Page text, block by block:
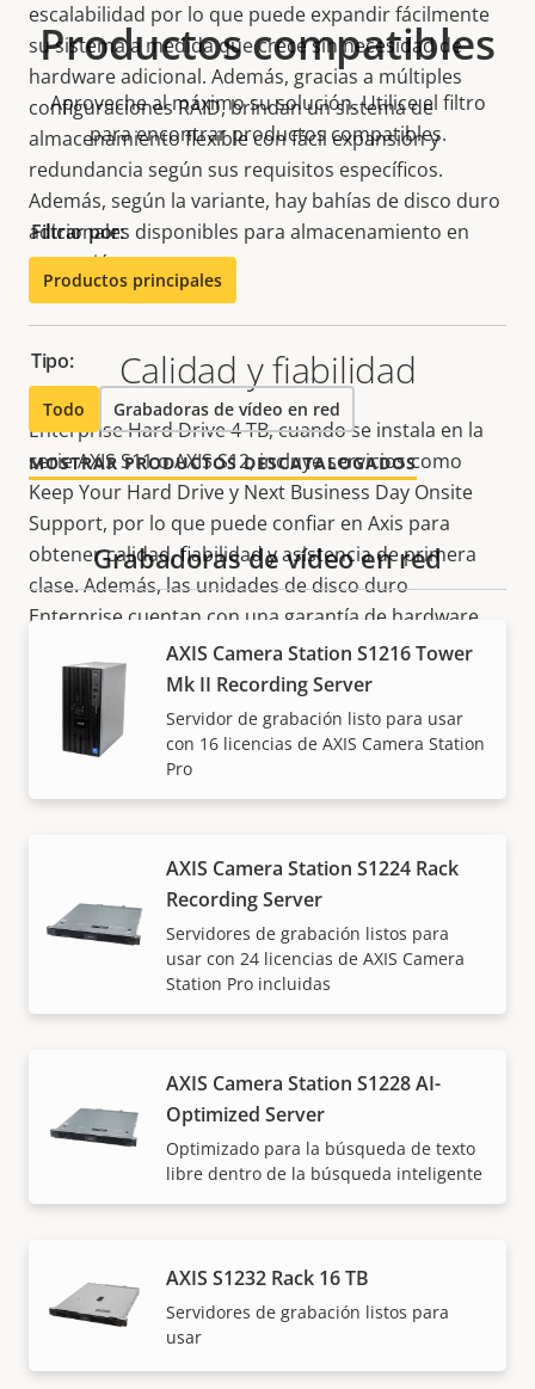
escalabilidad por lo que puede expandir fácilmente
su sistema a medida que crece sin necesidad de
hardware adicional. Además, gracias a múltiples
configuraciones RAID, brindan un sistema de
almacenamiento flexible con fácil expansión y
redundancia según sus requisitos específicos.
Además, según la variante, hay bahías de disco duro
adicionales disponibles para almacenamiento en
expansión.
Calidad y fiabilidad
Enterprise Hard Drive 4 TB, cuando se instala en la
serie AXIS S11 o AXIS S12, incluye servicios como
Keep Your Hard Drive y Next Business Day Onsite
Support, por lo que puede confiar en Axis para
obtener calidad, fiabilidad y asistencia de primera
clase. Además, las unidades de disco duro
Enterprise cuentan con una garantía de hardware
más prolongada, ya sea una garantía de hardware
limitada de 1 año o el resto de la garantía del
producto Axis en el que se instalaron las unidades
de disco duro (normalmente, 5 años a partir de la
fecha de compra).
Enterprise Hard
Interfaz
Factor de forma / Velocidad de rotación
3,5" / 7200 RPM
Carga de trabajo nominal
Productos compatibles
Aproveche al máximo su solución. Utilice el filtro
para encontrar productos compatibles.
Filtrar por:
Productos principales
Tipo:
Todo Grabadoras de vídeo en red
MOSTRAR PRODUCTOS DESCATALOGADOS
Grabadoras de vídeo en red
AXIS Camera Station S1216 Tower
Mk II Recording Server
Servidor de grabación listo para usar
con 16 licencias de AXIS Camera Station
Pro
AXIS Camera Station S1224 Rack
Recording Server
Servidores de grabación listos para
usar con 24 licencias de AXIS Camera
Station Pro incluidas
AXIS Camera Station S1228 AI-
Optimized Server
Optimizado para la búsqueda de texto
libre dentro de la búsqueda inteligente
AXIS S1232 Rack 16 TB
Servidores de grabación listos para
usar